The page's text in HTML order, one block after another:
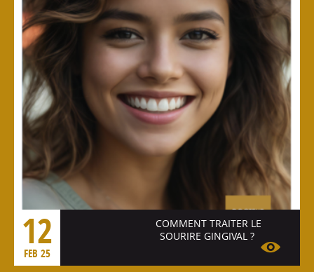
12
FEB 25
COMMENT TRAITER LE
SOURIRE GINGIVAL ?